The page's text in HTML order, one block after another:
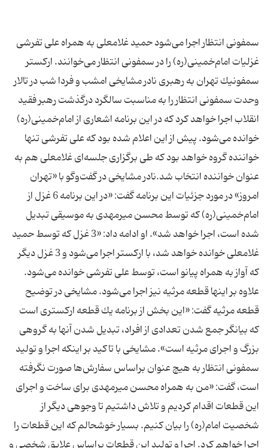
سمفونی انتظار اجرا می‌شود حمید غلامعلی به همراه علی تفرشی
غزلیات امام‌خمینی(ره) را در سمفونی انتظار می‌خوانند. اركستر
سمفونیك تهران به رهبری نادر مشایخی امشب و فردا شب در تالار
وحدت سمفونی انتظار را به مناسبت سالگرد درگذشت رهبر فقید
انقلاب اجرا خواهد كرد كه در این برنامه اشعاری از امام‌خمینی(ره)
خوانده می‌شود. پیش از این اعلام شده بود كه علی تفرشی تنها
خواننده گروه خواهد بود كه طی برگزاری جلسه‌ای غلامعلی هم به
عنوان خواننده انتخاب شد.نادر مشایخی در گفت‌وگو با «تهران
امروز» در مورد جزئیات این برنامه گفت: «در این برنامه 6 غزل از
امام‌خمینی(ره) كه توسط محسن میرمهدی به موسیقی تبدیل
شده است، اجرا خواهد شد». او ادامه داد: «3 غزل كه توسط حمید
غلامعلی خوانده خواهد شد، با اركستر اجرا می‌شود و 3 غزل دیگر
كه آواز به همراه پیانو است، توسط علی تفرشی خوانده می‌شود.
علاوه بر اینها قطعه مرثیه نیز اجرا می‌شود. مشایخی در توضیح
قطعه مرثیه گفت: «این بخش از برنامه یك قطعه اركستری است
كه بیانگر جمع شدن تعدادی از افراد، تبدیل شدن آنها به گروهی
بزرگ و اجرای مرثیه است». مشایخی با تاكید بر اینكه اجرا و تولید
سمفونی انتظار به هیچ عنوان براساس سفارش‌ها صورت نگرفته
است، گفت:‌ «من به همراه محسن میرمهدی برای ساخت و اجرای
این قطعات اقدام كردیم و تلاش داشتیم تا وجوهی دیگر از
شخصیت امام(ره) را بیان كنیم. بسیار خوشحالم كه این قطعات را
اجرا خواهم كرد. اجرا و تولید این قطعات براساس علایق شخصی و